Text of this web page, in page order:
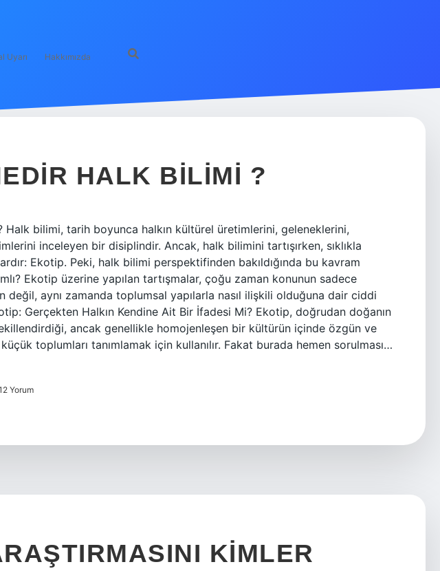
Uyarı Hakkımızda
HALK BILIMI ?
Halk bilimi, tarih boyunca halkın kültürel üretimlerini, geleneklerini,
inceleyen bir disiplindir. Ancak, halk bilimini tartışırken, sıklıkla
Ekotip. Peki, halk bilimi perspektifinden bakıldığında bu kavram
Ekotip üzerine yapılan tartışmalar, çoğu zaman konunun sadece
değil, aynı zamanda toplumsal yapılarla nasıl ilişkili olduğuna dair ciddi
Gerçekten Halkın Kendine Ait Bir İfadesi Mi? Ekotip, doğrudan doğanın
ancak genellikle homojenleşen bir kültürün içinde özgün ve
toplumları tanımlamak için kullanılır. Fakat burada hemen sorulması…
Yorum
KIMLER